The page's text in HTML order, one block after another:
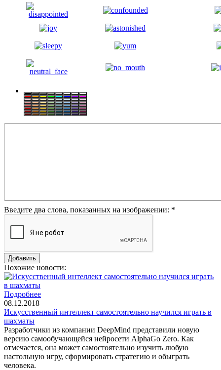
Введите два слова, показанных на изображении: *
Похожие новости:
Подробнее
08.12.2018
Искусственный интеллект самостоятельно научился играть в
шахматы
Разработчики из компании DeepMind представили новую
версию самообучающейся нейросети AlphaGo Zero. Как
отмечается, она может самостоятельно изучить любую
настольную игру, сформировать стратегию и обыграть
человека.